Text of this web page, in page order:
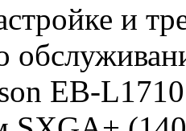
и
EB-